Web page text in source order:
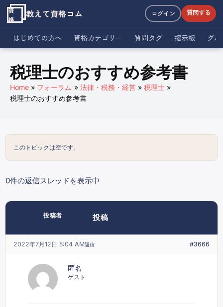
資
格
教えて資格コム ログイン 質問する
はじめての方へ 資格カテゴリー 質問タグ 掲示板 グ
税理士のおすすめ参考書
Home フォーラム 法律・税務・経営
税理士
税理士のおすすめ参考書
このトピックは空です。
0件の返信スレッドを表示中
投稿者 投稿
2022年7月12日 5:04 AM #3666
返信
匿名
ゲスト